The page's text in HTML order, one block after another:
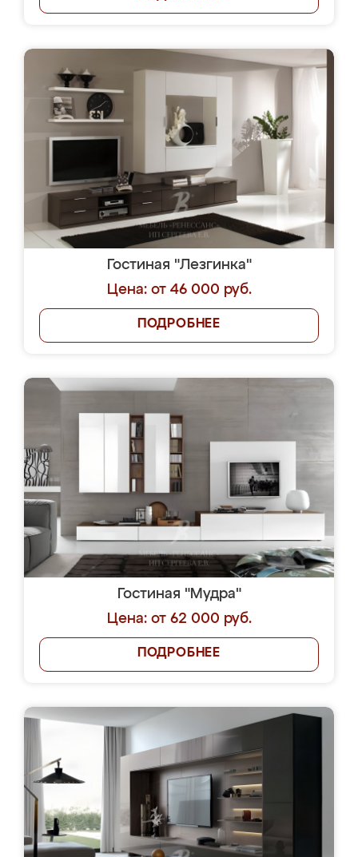
Гостиная "Лезгинка"
Цена: от 46 000 руб.
ПОДРОБНЕЕ
Гостиная "Мудра"
Цена: от 62 000 руб.
ПОДРОБНЕЕ